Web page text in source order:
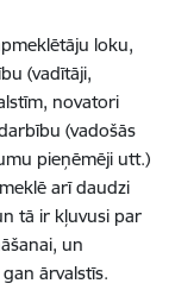
loku,
(vadītāji,
novatori
(vadošās
pieņēmēji utt.)
arī daudzi
tā ir kļuvusi par
un
ārvalstīs.